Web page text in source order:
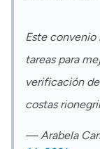
Este convenio
tareas para
verificación
costas
— Arabela